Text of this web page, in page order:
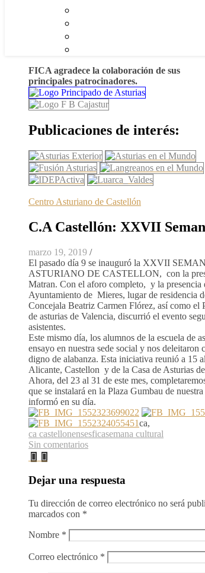
FICA agradece la colaboración de sus
principales patrocinadores.
Publicaciones de interés:
Centro Asturiano de Castellón
C.A Castellón: XXVII
marzo 19, 2019 /
El pasado día 9 se inauguró la XXVII
ASTURIANO DE CASTELLON, con la
Matran. Con el aforo completo, y la presencia
Ayuntamiento de Mieres, lugar de residencia
Concejala Beatriz Carmen Flórez, así como el
de asturias de Valencia, discurrió el evento
asistentes.
Este mismo día, los alumnos de la escuela de
ensayo en nuestra sede social y nos
digno de alabanza. Esta iniciativa reunió a 15
Alicante, Castellon y de la Casa de Asturias
Ahora, del 23 al 31 de este mes,
que se instalará en la Plaza Gumbau de
informó en su día.
ca,
ca castellonensesficasemana cultural
Sin comentarios
Dejar una respuesta
Tu dirección de correo electrónico no será
marcados con *
Nombre *
Correo electrónico *